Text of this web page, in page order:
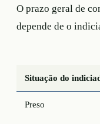
O prazo geral de
depende de o
Situação do
Preso